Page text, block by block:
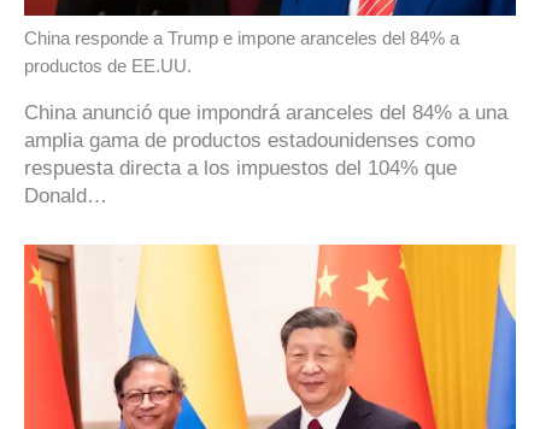
China responde a Trump e impone aranceles del 84% a
productos de EE.UU.
China anunció que impondrá aranceles del 84% a una
amplia gama de productos estadounidenses como
respuesta directa a los impuestos del 104% que
Donald…